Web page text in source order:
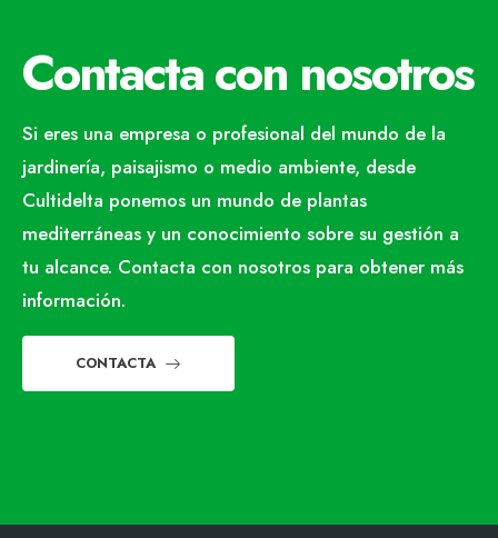
Contacta con nosotros
Si eres una empresa o profesional del mundo de la
jardinería, paisajismo o medio ambiente, desde
Cultidelta ponemos un mundo de plantas
mediterráneas y un conocimiento sobre su gestión a
tu alcance. Contacta con nosotros para obtener más
información.
CONTACTA